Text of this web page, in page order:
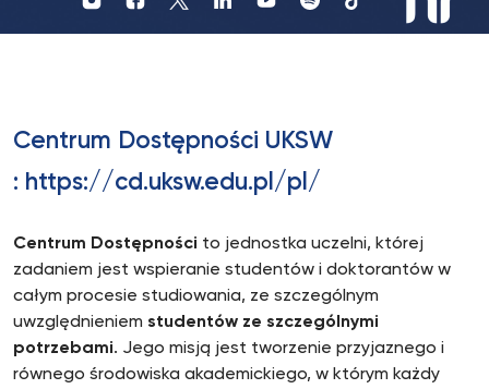
UKSW
UKSW
YouTube
TikTok
Centrum Dostępności UKSW
: https://cd.uksw.edu.pl/pl/
Centrum Dostępności to jednostka uczelni, której
zadaniem jest wspieranie studentów i doktorantów w
całym procesie studiowania, ze szczególnym
uwzględnieniem studentów ze szczególnymi
potrzebami. Jego misją jest tworzenie przyjaznego i
równego środowiska akademickiego, w którym każdy